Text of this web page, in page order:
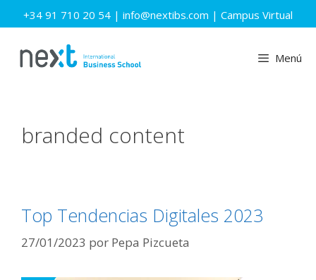
Saltar
al
+34 91 710 20 54 | info@nextibs.com | Campus Virtual
Menú
branded content
Top Tendencias Digitales 2023
27/01/2023 por Pepa Pizcueta